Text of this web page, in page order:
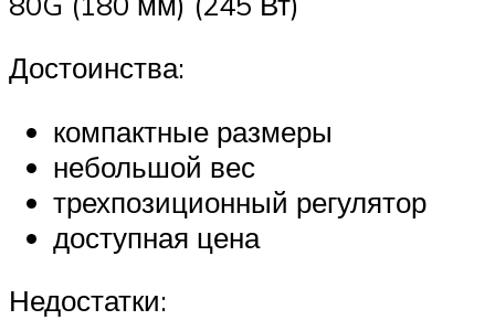
Достоинства:
компактные размеры
небольшой вес
трехпозиционный регулятор
доступная цена
Недостатки: